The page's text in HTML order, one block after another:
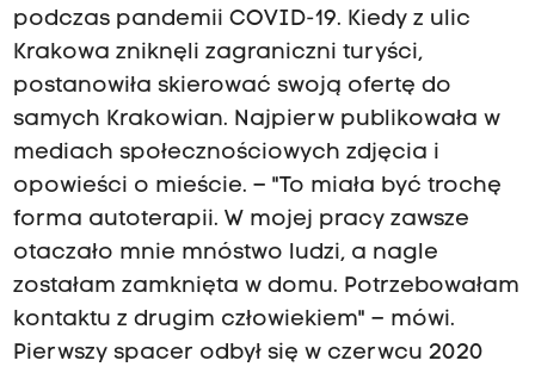
podczas pandemii COVID-19. Kiedy z ulic
Krakowa zniknęli zagraniczni turyści,
postanowiła skierować swoją ofertę do
samych Krakowian. Najpierw publikowała w
mediach społecznościowych zdjęcia i
opowieści o mieście. – "To miała być trochę
forma autoterapii. W mojej pracy zawsze
otaczało mnie mnóstwo ludzi, a nagle
zostałam zamknięta w domu. Potrzebowałam
kontaktu z drugim człowiekiem" – mówi.
Pierwszy spacer odbył się w czerwcu 2020